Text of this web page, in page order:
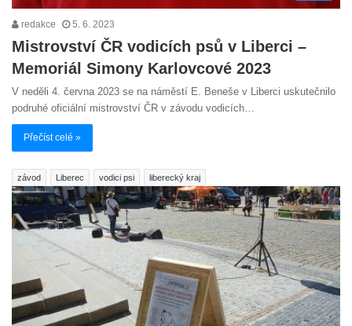
redakce 5. 6. 2023
Mistrovství ČR vodicích psů v Liberci –
Memoriál Simony Karlovcové 2023
V neděli 4. června 2023 se na náměstí E. Beneše v Liberci uskutečnilo
podruhé oficiální mistrovství ČR v závodu vodicích…
Přečíst celé »
závod Liberec vodici psi liberecký kraj